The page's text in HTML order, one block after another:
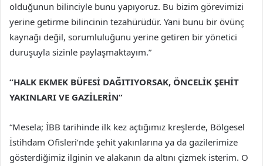
olduğunun bilinciyle bunu yapıyoruz. Bu bizim görevimizi
yerine getirme bilincinin tezahürüdür. Yani bunu bir övünç
kaynağı değil, sorumluluğunu yerine getiren bir yönetici
duruşuyla sizinle paylaşmaktayım.”
“HALK EKMEK BÜFESİ DAĞITIYORSAK, ÖNCELİK ŞEHİT
YAKINLARI VE GAZİLERİN”
“Mesela; İBB tarihinde ilk kez açtığımız kreşlerde, Bölgesel
İstihdam Ofisleri’nde şehit yakınlarına ya da gazilerimize
gösterdiğimiz ilginin ve alakanın da altını çizmek isterim. O